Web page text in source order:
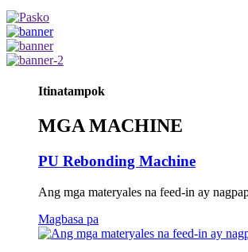
Itinatampok
MGA MACHINE
PU Rebonding Machine
Ang mga materyales na feed-in ay
Magbasa pa